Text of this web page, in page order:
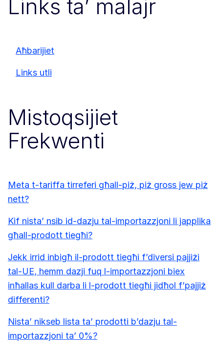
Links ta’ malajr
Aħbarijiet
Links utli
Mistoqsijiet
Frekwenti
Meta t-tariffa tirreferi għall-piż, piż gross jew piż
nett?
Kif nista’ nsib id-dazju tal-importazzjoni li japplika
għall-prodott tiegħi?
Jekk irrid inbigħ il-prodott tiegħi f’diversi pajjiżi
tal-UE, hemm dazji fuq l-importazzjoni biex
inħallas kull darba li l-prodott tiegħi jidħol f’pajjiż
differenti?
Nista’ nikseb lista ta’ prodotti b’dazju tal-
importazzjoni ta’ 0%?